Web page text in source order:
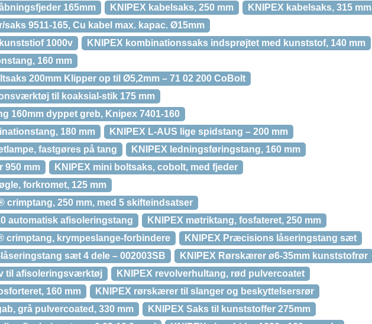
165mm
KNIPEX kabelsaks, 250 mm
KNIPEX kabelsaks, 315 mm
9511-165, Cu kabel max. kapac. Ø15mm
1000v
KNIPEX kombinationssaks indsprøjtet med kunststof, 140 mm
160 mm
200mm Klipper op til Ø5,2mm – 71 02 200 CoBolt
til koaksial-stik 175 mm
160mm dyppet greb, Knipex 7401-160
180 mm
KNIPEX L-AUS lige spidstang – 200 mm
fastgøres på tang
KNIPEX ledningsføringstang, 160 mm
950 mm
KNIPEX mini boltsaks, cobolt, med fjeder
forkromet, 125 mm
crimptang, 250 mm, med 5 skifteindsatser
automatisk afisoleringstang
KNIPEX møtriktang, fosfateret, 250 mm
crimptang, krympeslange-forbindere
KNIPEX Præcisions låseringstang sæt
sæt 4 dele – 002003SB
KNIPEX Rørskærer ø6-35mm kunststofrør
til afisoleringsværktøj
KNIPEX revolverhultang, rød pulvercoatet
160 mm
KNIPEX rørskærer til slanger og beskyttelsersrør
grå pulvercoated, 330 mm
KNIPEX Saks til kunststoffer 275mm